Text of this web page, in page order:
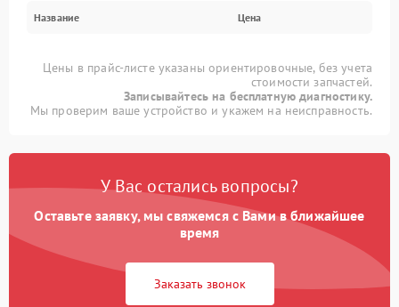
Название Цена
Цены в прайс-листе указаны ориентировочные, без учета
стоимости запчастей.
Записывайтесь на бесплатную диагностику.
Мы проверим ваше устройство и укажем на неисправность.
У Вас остались вопросы?
Оставьте заявку, мы свяжемся с Вами в ближайшее
время
Заказать звонок